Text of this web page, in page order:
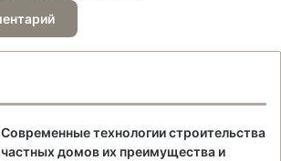
Современные технологии строительства
частных домов их преимущества и